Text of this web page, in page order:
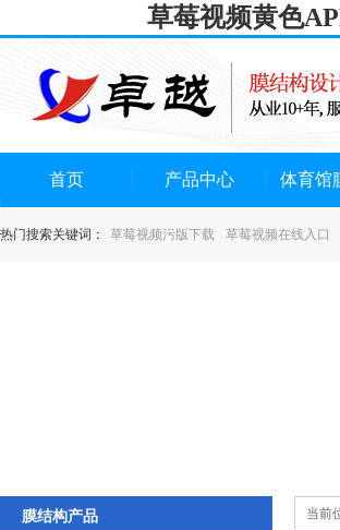
草莓视频黄色
首页 产品中心 体育馆
热门搜索关键词： 草莓视频污版下载 草莓视频在线入口
当前位
膜结构产品